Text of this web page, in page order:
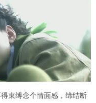
束缚念个情面感，缔结断